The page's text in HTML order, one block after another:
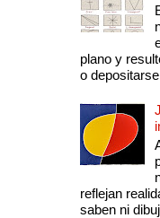
plano y
o
reflejan
saben ni